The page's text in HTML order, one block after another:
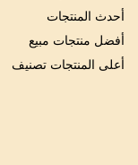
أحدث المنتجات
أفضل منتجات مبيع
أعلى المنتجات تصنيف